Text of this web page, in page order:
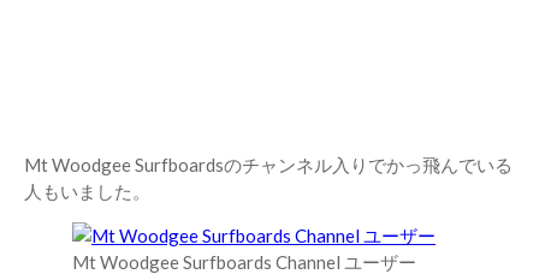
Mt Woodgee Surfboardsのチャンネル入りでかっ飛んでいる
人もいました。
Mt Woodgee Surfboards Channel ユーザー